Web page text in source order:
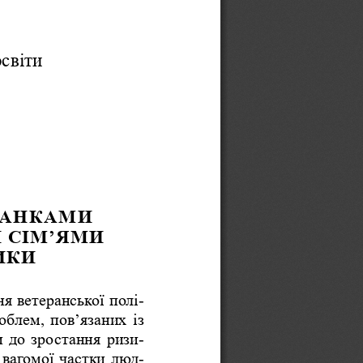
СІМ’ЯМИ
ветеранської полі-
пов’язаних із
до зростання ризи-
частки люд-